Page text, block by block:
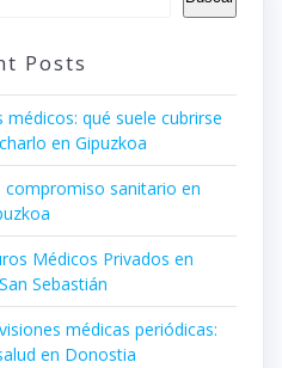
Posts
qué suele cubrirse
en Gipuzkoa
compromiso sanitario en
Médicos Privados en
Sebastián
médicas periódicas:
en Donostia